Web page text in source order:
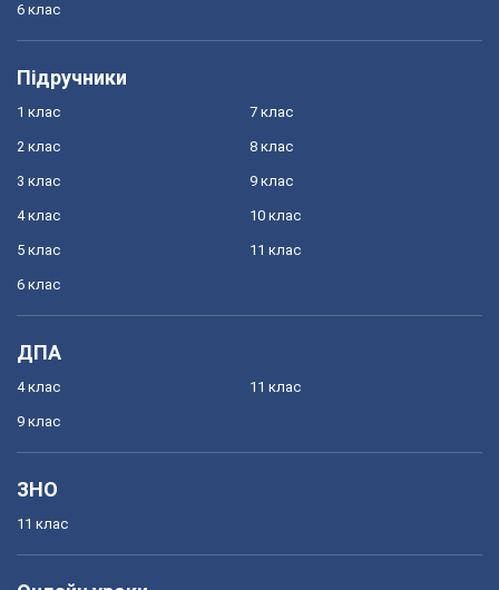
6 клас
Підручники
1 клас
2 клас
3 клас
4 клас
5 клас
6 клас
7 клас
8 клас
9 клас
10 клас
11 клас
ДПА
4 клас
9 клас
11 клас
ЗНО
11 клас